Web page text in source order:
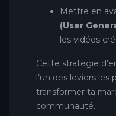
Mettre en
(User
les vidéos
Cette stratégie
l’un des leviers les
transformer ta
communauté.